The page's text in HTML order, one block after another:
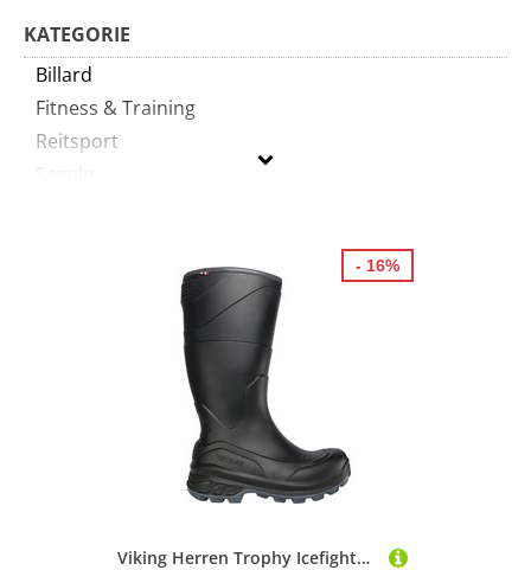
KATEGORIE
Billard
Fitness & Training
Reitsport
Sportausrüstung
Sportausstattung
Turnen & Gymnastik
Viking Herren Trophy Icefighter Warm Schuhe
- 16%